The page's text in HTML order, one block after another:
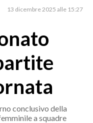
13 dicembre 2025 alle 15:27
conclusivo della
a squadre